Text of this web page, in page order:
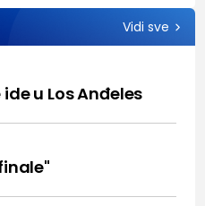
Vidi sve
u Los Anđeles